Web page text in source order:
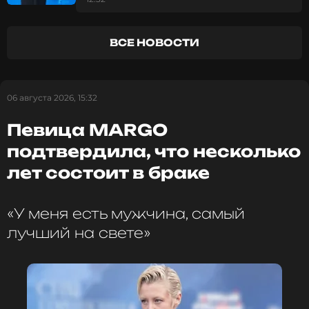
ВСЕ НОВОСТИ
06 августа 2026, 15:32
Певица MARGO
подтвердила, что несколько
лет состоит в браке
«У меня есть мужчина, самый
лучший на свете»